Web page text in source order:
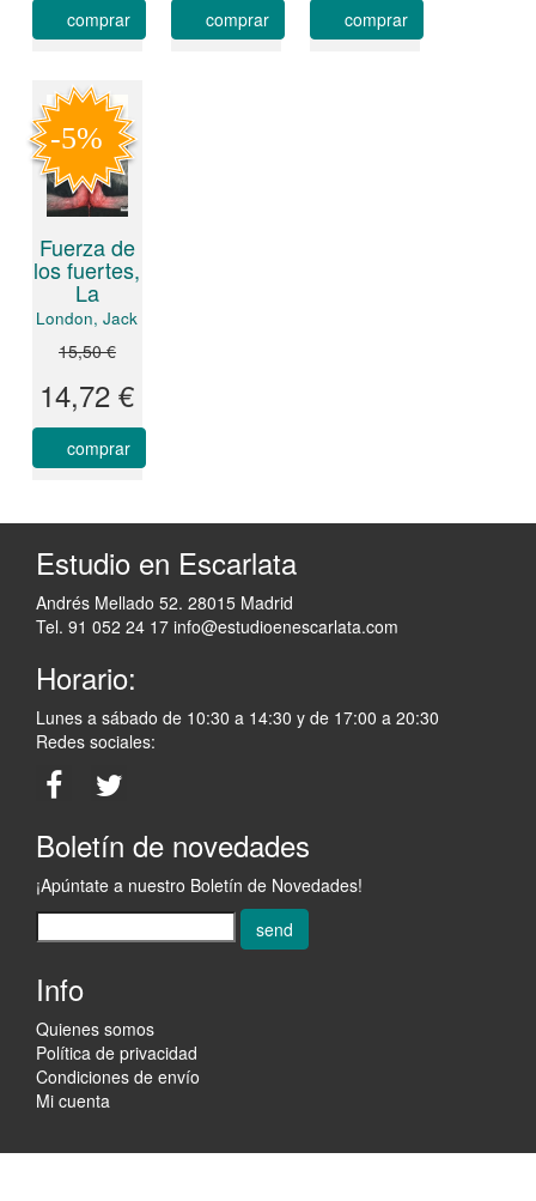
comprar comprar comprar
Fuerza de
los fuertes,
La
London, Jack
15,50 €
14,72 €
comprar
Estudio en Escarlata
Andrés Mellado 52. 28015 Madrid
Tel. 91 052 24 17 info@estudioenescarlata.com
Horario:
Lunes a sábado de 10:30 a 14:30 y de 17:00 a 20:30
Redes sociales:
Boletín de novedades
¡Apúntate a nuestro Boletín de Novedades!
send
Info
Quienes somos
Política de privacidad
Condiciones de envío
Mi cuenta